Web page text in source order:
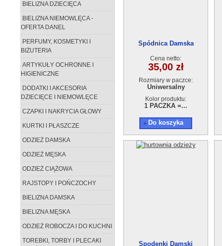
BIELIZNA DZIECIĘCA
BIELIZNA NIEMOWLĘCA -
OFERTA DANEL
PERFUMY, KOSMETYKI I
BIŻUTERIA
ARTYKUŁY OCHRONNE I
HIGIENICZNE
DODATKI I AKCESORIA
DZIECIĘCE I NIEMOWLĘCE
CZAPKI I NAKRYCIA GŁOWY
KURTKI I PŁASZCZE
ODZIEŻ DAMSKA
ODZIEŻ MĘSKA
ODZIEŻ CIĄŻOWA
RAJSTOPY I POŃCZOCHY
BIELIZNA DAMSKA
BIELIZNA MĘSKA
ODZIEŻ ROBOCZA I DO KUCHNI
TOREBKI, TORBY I PLECAKI
Spódnica Damska
Cena netto:
35,00 zł
Rozmiary w paczce:
Uniwersalny
Kolor produktu:
1 PACZKA =...
Do koszyka
Spodenki Damski